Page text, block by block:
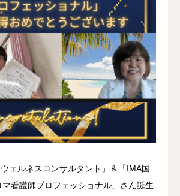
ェルネスコンサルタント」＆「IMA国
看護師プロフェッショナル」さん誕生